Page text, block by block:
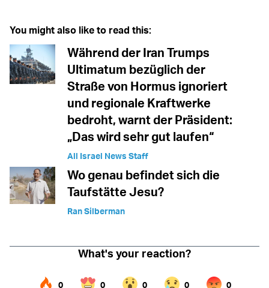
You might also like to read this:
Während der Iran Trumps
Ultimatum bezüglich der
Straße von Hormus ignoriert
und regionale Kraftwerke
bedroht, warnt der Präsident:
„Das wird sehr gut laufen“
All Israel News Staff
Wo genau befindet sich die
Taufstätte Jesu?
Ran Silberman